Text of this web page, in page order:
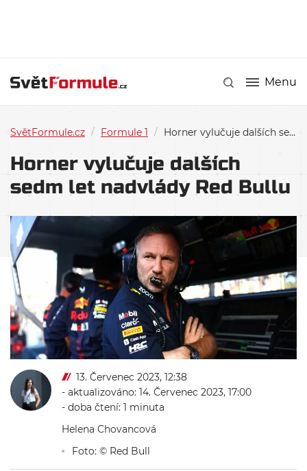
Menu
SvětFormule.cz / Formule 1 / Horner vylučuje dalších sedm let nadvlády Red Bullu
Horner vylučuje dalších
sedm let nadvlády Red Bullu
13. Červenec 2023, 12:38
- aktualizováno: 14. Červenec 2023, 17:00
- doba čtení: 1 minuta
Helena Chovancová
Foto: © Red Bull